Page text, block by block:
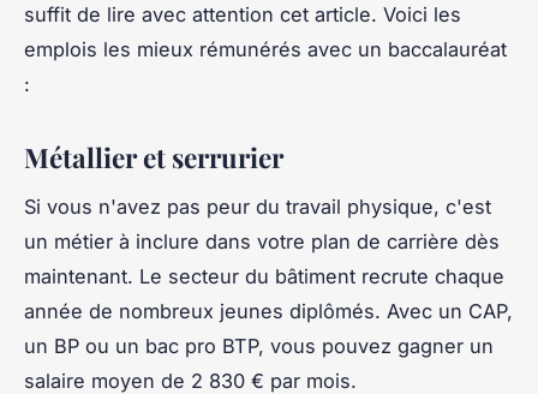
suffit de lire avec attention cet article. Voici les
emplois les mieux rémunérés avec un baccalauréat
:
Métallier et serrurier
Si vous n'avez pas peur du travail physique, c'est
un métier à inclure dans votre plan de carrière dès
maintenant. Le secteur du bâtiment recrute chaque
année de nombreux jeunes diplômés. Avec un CAP,
un BP ou un bac pro BTP, vous pouvez gagner un
salaire moyen de 2 830 € par mois.